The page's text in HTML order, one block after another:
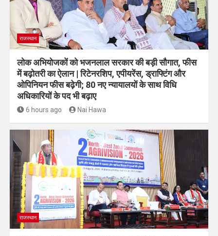
राजस्थान
लोक अभियोजकों को भजनलाल सरकार की बड़ी सौगात, फीस
में बढ़ोतरी का ऐलान | रिटेनरशिप, एपीयरेंस, ड्राफ्टिंग और
ओपिनियन फीस बढ़ेगी; 80 नए न्यायालयों के साथ विधि
अधिकारियों के पद भी बढ़ाए
6 hours ago Nai Hawa
राजस्थान